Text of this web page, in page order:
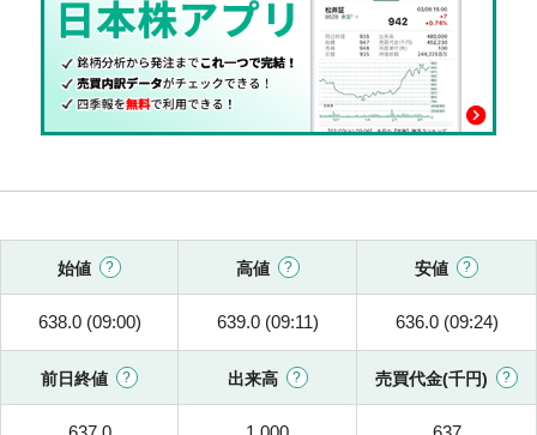
始値 高値 安値
638.0 (09:00) 639.0 (09:11) 636.0 (09:24)
前日終値 出来高 売買代金(千円)